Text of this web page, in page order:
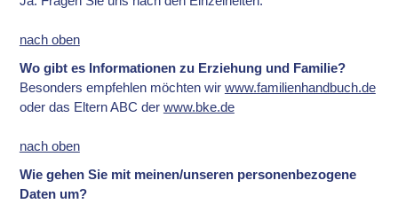
nach oben
Wo gibt es Informationen zu Erziehung und Familie?
Besonders empfehlen möchten wir www.familienhandbuch.de
oder das Eltern ABC der www.bke.de
nach oben
Wie gehen Sie mit meinen/unseren personenbezogene
Daten um?